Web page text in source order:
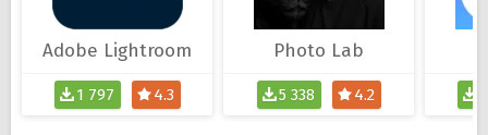
Adobe Lightroom
1 797 4.3
Photo Lab
5 338 4.2